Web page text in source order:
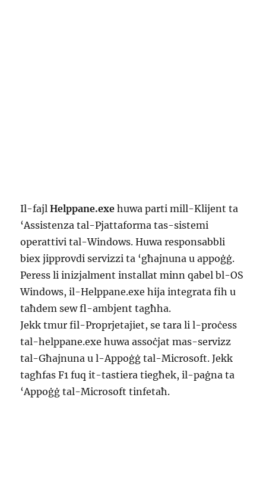
Il-fajlHelppane.exe huwa parti mill-Klijent ta
‘Assistenza tal-Pjattaforma tas-sistemi
operattivi tal-Windows. Huwa responsabbli
biex jipprovdi servizzi ta ‘għajnuna u appoġġ.
Peress li inizjalment installat minn qabel bl-OS
Windows, il-Helppane.exe hija integrata fih u
taħdem sew fl-ambjent tagħha.
Jekk tmur fil-Proprjetajiet, se tara li l-proċess
tal-helppane.exe huwa assoċjat mas-servizz
tal-Għajnuna u l-Appoġġ tal-Microsoft. Jekk
tagħfas F1 fuq it-tastiera tiegħek, il-paġna ta
‘Appoġġ tal-Microsoft tinfetaħ.